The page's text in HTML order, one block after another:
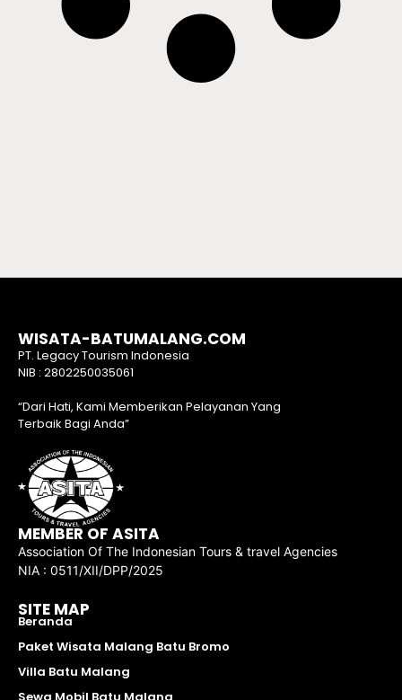
WISATA-BATUMALANG.COM
PT. Legacy Tourism Indonesia
NIB : 2802250035061
“Dari Hati, Kami Memberikan Pelayanan Yang
Terbaik Bagi Anda”
MEMBER OF ASITA
Association Of The Indonesian Tours & travel Agencies
NIA : 0511/XII/DPP/2025
SITE MAP
Beranda
Paket Wisata Malang Batu Bromo
Villa Batu Malang